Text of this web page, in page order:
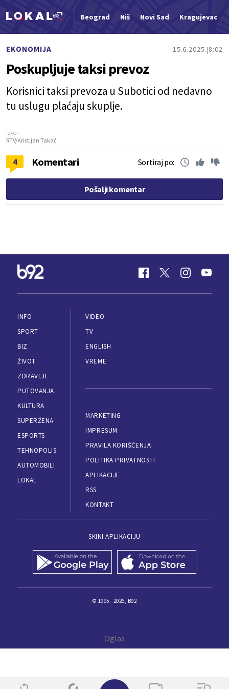
Beograd Niš Novi Sad Kragujevac
EKONOMIJA 15.6.2025. 8:02
Poskupljuje taksi prevoz
Korisnici taksi prevoza u Subotici od nedavno
tu uslugu plaćaju skuplje.
Izvor:
RTV/Kristijan Takač
4 Komentari Sortiraj po:
Pošalji komentar
INFO
SPORT
BIZ
ŽIVOT
ZDRAVLJE
PUTOVANJA
KULTURA
SUPERŽENA
ESPORTS
TEHNOPOLIS
AUTOMOBILI
LOKAL
VIDEO
TV
ENGLISH
VREME
MARKETING
IMPRESUM
PRAVILA KORIŠĆENJA
POLITIKA PRIVATNOSTI
APLIKACIJE
RSS
KONTAKT
SKINI APLIKACIJU
© 1995 - 2026, B92
✕